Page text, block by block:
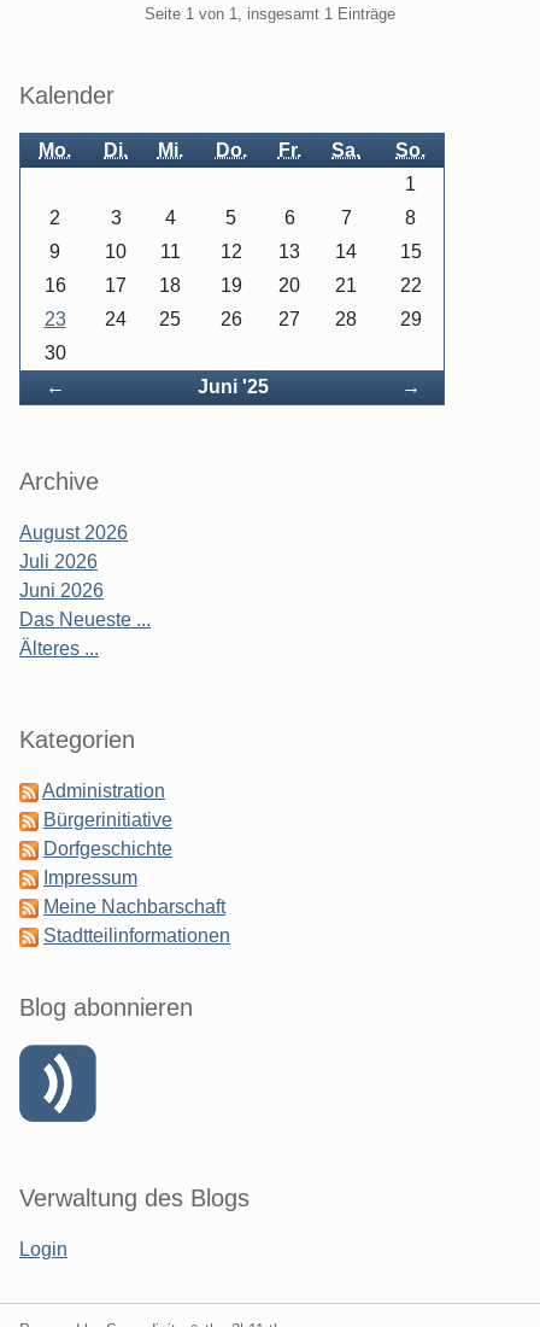
Seite 1 von 1, insgesamt 1 Einträge
Seitenleiste
Kalender
Mo. Di. Mi. Do. Fr. Sa. So.
← Juni '25 Vorwärts
→
1
2
3 4 5 6 7
8
9
10 11 12 13 14
15
16
17 18 19 20 21
22
23
24 25 26 27 28
29
30
Archive
August 2026
Juli 2026
Juni 2026
Das Neueste ...
Älteres ...
Kategorien
Administration
Bürgerinitiative
Dorfgeschichte
Impressum
Meine Nachbarschaft
Stadtteilinformationen
Blog abonnieren
Verwaltung des Blogs
Login